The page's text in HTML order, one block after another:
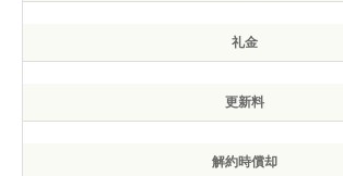
礼金
更新料
解約時償却